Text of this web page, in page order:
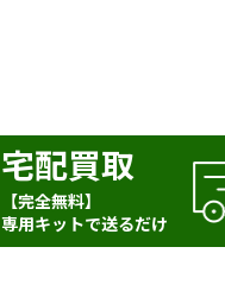
宅配買取
【完全無料】
専用キットで送るだけ